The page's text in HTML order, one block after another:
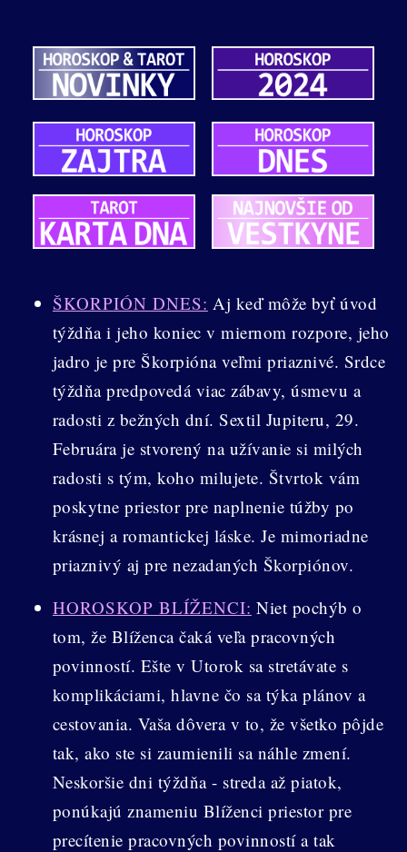
ŠKORPIÓN DNES: Aj keď môže byť úvod
týždňa i jeho koniec v miernom rozpore, jeho
jadro je pre Škorpióna veľmi priaznivé. Srdce
týždňa predpovedá viac zábavy, úsmevu a
radosti z bežných dní. Sextil Jupiteru, 29.
Februára je stvorený na užívanie si milých
radosti s tým, koho milujete. Štvrtok vám
poskytne priestor pre naplnenie túžby po
krásnej a romantickej láske. Je mimoriadne
priaznivý aj pre nezadaných Škorpiónov.
HOROSKOP BLÍŽENCI: Niet pochýb o
tom, že Blíženca čaká veľa pracovných
povinností. Ešte v Utorok sa stretávate s
komplikáciami, hlavne čo sa týka plánov a
cestovania. Vaša dôvera v to, že všetko pôjde
tak, ako ste si zaumienili sa náhle zmení.
Neskoršie dni týždňa - streda až piatok,
ponúkajú znameniu Blíženci priestor pre
precítenie pracovných povinností a tak